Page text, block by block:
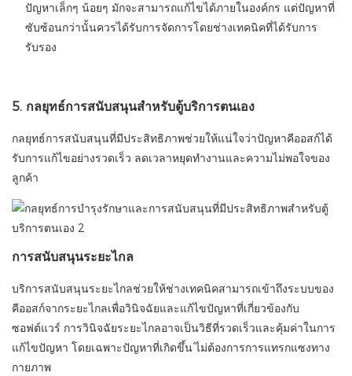
ปัญหาเล็กๆ น้อยๆ มักจะสามารถแก้ไขได้ภายในองค์กร แต่ปัญหาที่
ซับซ้อนกว่านั้นควรได้รับการจัดการโดยช่างเทคนิคที่ได้รับการ
รับรอง
5. กลยุทธ์การสนับสนุนสำหรับตู้บริการตนเอง
กลยุทธ์การสนับสนุนที่มีประสิทธิภาพช่วยให้แน่ใจว่าปัญหาคีออสก์ได้
รับการแก้ไขอย่างรวดเร็ว ลดเวลาหยุดทำงานและความไม่พอใจของ
ลูกค้า
การสนับสนุนระยะไกล
บริการสนับสนุนระยะไกลช่วยให้ช่างเทคนิคสามารถเข้าถึงระบบของ
คีออสก์จากระยะไกลเพื่อวินิจฉัยและแก้ไขปัญหาที่เกี่ยวข้องกับ
ซอฟต์แวร์ การวินิจฉัยระยะไกลอาจเป็นวิธีที่รวดเร็วและคุ้มค่าในการ
แก้ไขปัญหา โดยเฉพาะปัญหาที่เกิดขึ้น’ไม่ต้องการการแทรกแซงทาง
กายภาพ